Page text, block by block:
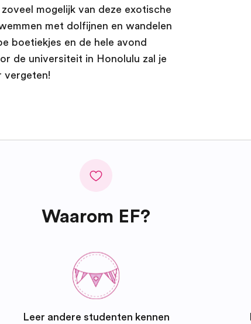
mogelijk van deze exotische
met dolfijnen en wandelen
boetiekjes en de hele avond
de universiteit in Honolulu zal je
vergeten!
Waarom EF?
Leer andere studenten kennen